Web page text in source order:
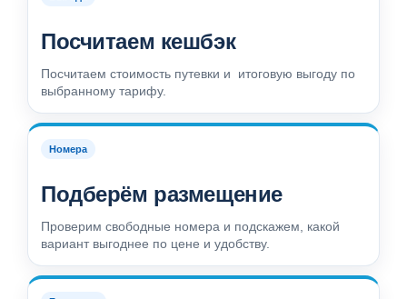
Посчитаем кешбэк
Посчитаем стоимость путевки и итоговую выгоду по
выбранному тарифу.
Номера
Подберём размещение
Проверим свободные номера и подскажем, какой
вариант выгоднее по цене и удобству.